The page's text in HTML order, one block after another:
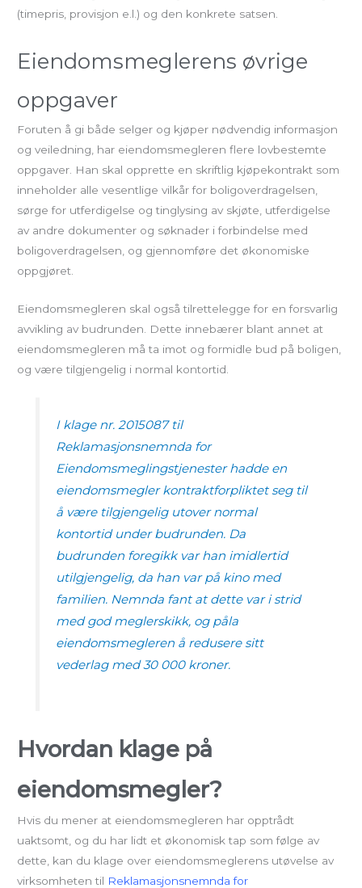
(timepris, provisjon e.l.) og den konkrete satsen.
Eiendomsmeglerens øvrige
oppgaver
Foruten å gi både selger og kjøper nødvendig informasjon
og veiledning, har eiendomsmegleren flere lovbestemte
oppgaver. Han skal opprette en skriftlig kjøpekontrakt som
inneholder alle vesentlige vilkår for boligoverdragelsen,
sørge for utferdigelse og tinglysing av skjøte, utferdigelse
av andre dokumenter og søknader i forbindelse med
boligoverdragelsen, og gjennomføre det økonomiske
oppgjøret.
Eiendomsmegleren skal også tilrettelegge for en forsvarlig
avvikling av budrunden. Dette innebærer blant annet at
eiendomsmegleren må ta imot og formidle bud på boligen,
og være tilgjengelig i normal kontortid.
I klage nr. 2015087 til
Reklamasjonsnemnda for
Eiendomsmeglingstjenester hadde en
eiendomsmegler kontraktforpliktet seg til
å være tilgjengelig utover normal
kontortid under budrunden. Da
budrunden foregikk var han imidlertid
utilgjengelig, da han var på kino med
familien. Nemnda fant at dette var i strid
med god meglerskikk, og påla
eiendomsmegleren å redusere sitt
vederlag med 30 000 kroner.
Hvordan klage på
eiendomsmegler?
Hvis du mener at eiendomsmegleren har opptrådt
uaktsomt, og du har lidt et økonomisk tap som følge av
dette, kan du klage over eiendomsmeglerens utøvelse av
virksomheten til Reklamasjonsnemnda for